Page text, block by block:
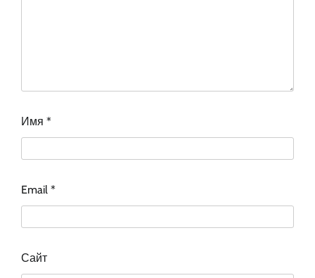
Имя *
Email *
Сайт